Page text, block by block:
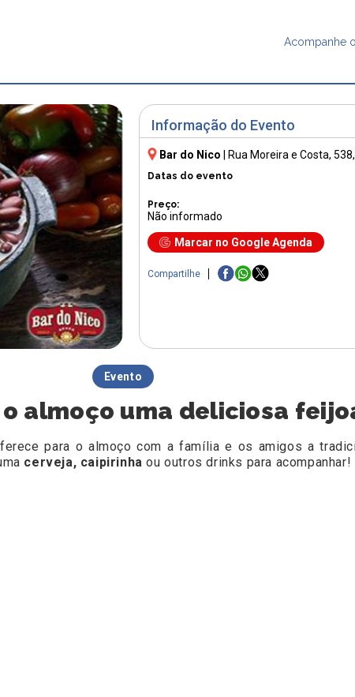
Acompanhe
Informação do Evento
Bar do Nico Rua Moreira e Costa, 538
Datas do evento
Preço:
Não informado
Marcar no Google Agenda
Compartilhe
Evento
almoço uma deliciosa
para o almoço com a família e os amigos a
cerveja, caipirinhaou outros drinks para acompanhar!